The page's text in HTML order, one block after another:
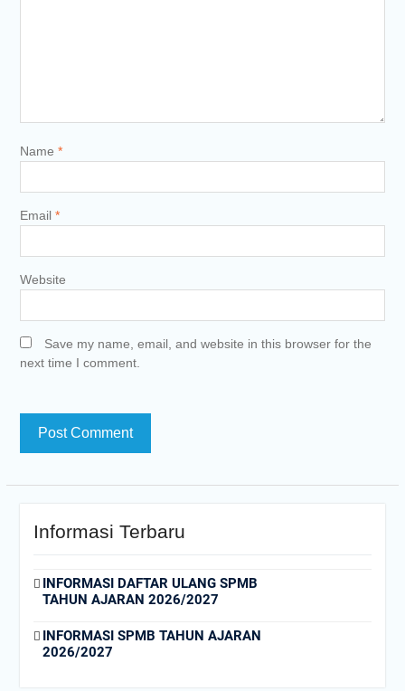
Name *
Email *
Website
Save my name, email, and website in this browser for the
next time I comment.
Informasi Terbaru
INFORMASI DAFTAR ULANG SPMB
TAHUN AJARAN 2026/2027
INFORMASI SPMB TAHUN AJARAN
2026/2027